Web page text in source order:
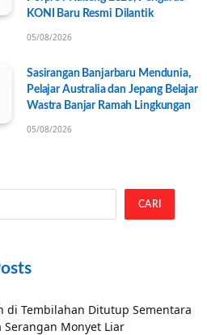
KONI Baru Resmi Dilantik
05/08/2026
Sasirangan Banjarbaru Mendunia,
Pelajar Australia dan Jepang Belajar
Wastra Banjar Ramah Lingkungan
05/08/2026
CARI
di Tembilahan Ditutup Sementara
Serangan Monyet Liar